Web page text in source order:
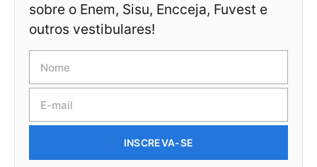
sobre o Enem, Sisu, Encceja, Fuvest e
outros vestibulares!
INSCREVA-SE